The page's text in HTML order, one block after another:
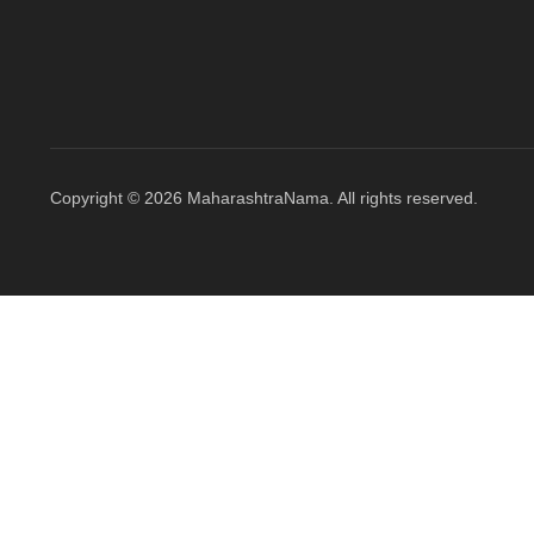
Copyright © 2026 MaharashtraNama. All rights reserved.